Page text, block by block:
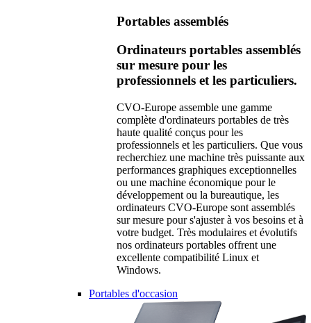
Portables assemblés
Ordinateurs portables assemblés
sur mesure pour les
professionnels et les particuliers.
CVO-Europe assemble une gamme
complète d'ordinateurs portables de très
haute qualité conçus pour les
professionnels et les particuliers. Que vous
recherchiez une machine très puissante aux
performances graphiques exceptionnelles
ou une machine économique pour le
développement ou la bureautique, les
ordinateurs CVO-Europe sont assemblés
sur mesure pour s'ajuster à vos besoins et à
votre budget. Très modulaires et évolutifs
nos ordinateurs portables offrent une
excellente compatibilité Linux et
Windows.
Portables d'occasion